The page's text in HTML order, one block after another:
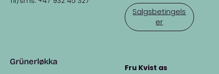
Grünerløkka
Salgsbetingels
er
Fru Kvist as